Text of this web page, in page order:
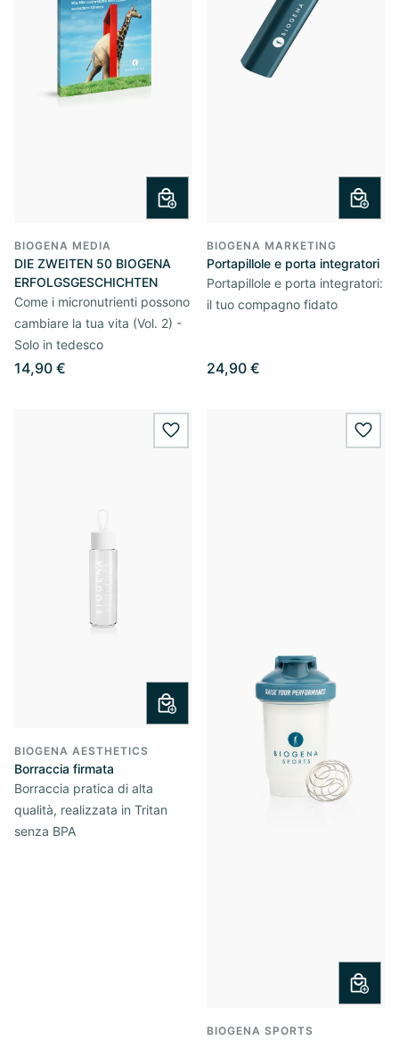
BIOGENA MEDIA
DIE ZWEITEN 50 BIOGENA
ERFOLGSGESCHICHTEN
Come i micronutrienti possono
cambiare la tua vita (Vol. 2) -
Solo in tedesco
14,90 €
BIOGENA MARKETING
Portapillole e porta integratori
Portapillole e porta integratori:
il tuo compagno fidato
24,90 €
wishlist.add
BIOGENA AESTHETICS
Borraccia firmata
Borraccia pratica di alta
qualità, realizzata in Tritan
senza BPA
BIOGENA SPORTS